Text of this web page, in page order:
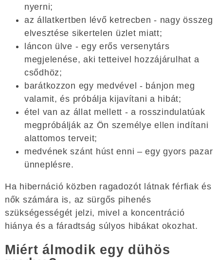
nyerni;
az állatkertben lévő ketrecben - nagy összeg
elvesztése sikertelen üzlet miatt;
láncon ülve - egy erős versenytárs
megjelenése, aki tetteivel hozzájárulhat a
csődhöz;
barátkozzon egy medvével - bánjon meg
valamit, és próbálja kijavítani a hibát;
étel van az állat mellett - a rosszindulatúak
megpróbálják az Ön személye ellen indítani
alattomos terveit;
medvének szánt húst enni – egy gyors pazar
ünneplésre.
Ha hibernáció közben ragadozót látnak férfiak és
nők számára is, az sürgős pihenés
szükségességét jelzi, mivel a koncentráció
hiánya és a fáradtság súlyos hibákat okozhat.
Miért álmodik egy dühös